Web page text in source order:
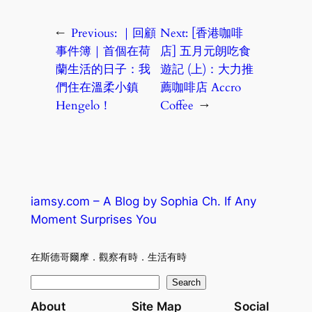
← Previous: ｜回顧
事件簿｜首個在荷
蘭生活的日子：我
們住在溫柔小鎮
Hengelo！
Next: [香港咖啡
店] 五月元朗吃食
遊記 (上)：大力推
薦咖啡店 Accro
Coffee →
iamsy.com – A Blog by Sophia Ch. If Any
Moment Surprises You
在斯德哥爾摩．觀察有時．生活有時
e
Search
About Site Map Social